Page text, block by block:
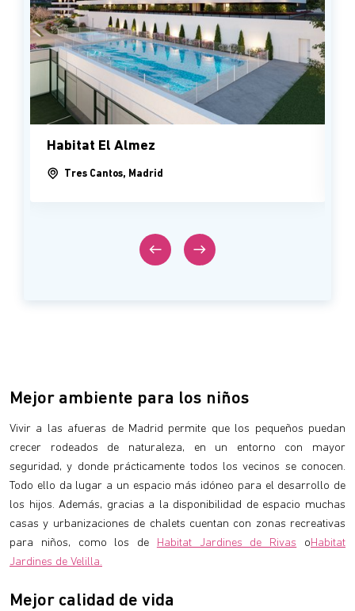
Habitat El Almez
Tres Cantos, Madrid
Mejor ambiente para los niños
Vivir a las afueras de Madrid permite que los pequeños puedan
crecer rodeados de naturaleza, en un entorno con mayor
seguridad, y donde prácticamente todos los vecinos se conocen.
Todo ello da lugar a un espacio más idóneo para el desarrollo de
los hijos. Además, gracias a la disponibilidad de espacio muchas
casas y urbanizaciones de chalets cuentan con zonas recreativas
para niños, como los de
Habitat Jardines de Rivas o Habitat
Jardines de Velilla.
Mejor calidad de vida